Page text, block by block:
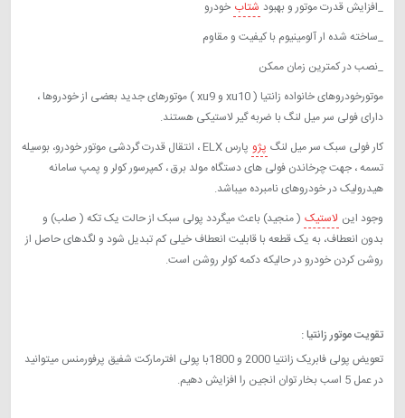
_افزایش قدرت موتور و بهبود شتاب خودرو
_ساخته شده ار آلومینیوم با کیفیت و مقاوم
_نصب در کمترین زمان ممکن
موتورخودروهای خانواده زانتیا ( xu10 و xu9 ) موتورهای جدید بعضی از خودروها ،
دارای فولی سر میل لنگ با ضربه گیر لاستیکی هستند.
کار فولی سبک سر میل لنگ پژو
پارس ELX ، انتقال قدرت گردشی موتور خودرو، بوسیله
تسمه ، جهت چرخاندن فولی های دستگاه مولد برق ، کمپرسور کولر و پمپ سامانه
هیدرولیک در خودروهای نامبرده میباشد.
وجود این لاستیک ( منجید) باعث میگردد پولی سبک از حالت یک تکه ( صلب) و
بدون انعطاف، به یک قطعه با قابلیت انعطاف خیلی کم تبدیل شود و لگدهای حاصل از
روشن کردن خودرو در حالیکه دکمه کولر روشن است.
تقویت موتور زانتیا :
تعویض پولی فابریک زانتیا 2000 و 1800با پولی افترمارکت شفیق پرفورمنس میتوانید
در عمل 5 اسب بخار توان انجین را افزایش دهیم.